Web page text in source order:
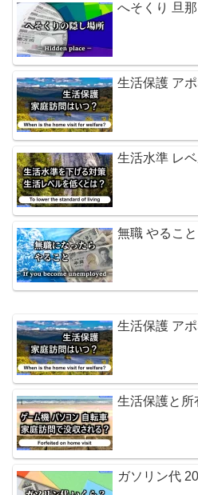
へそくり 旦
生活保護 ア
生活水準 レ
無職 やるこ
生活保護 ア
生活保護と所
ガソリン代